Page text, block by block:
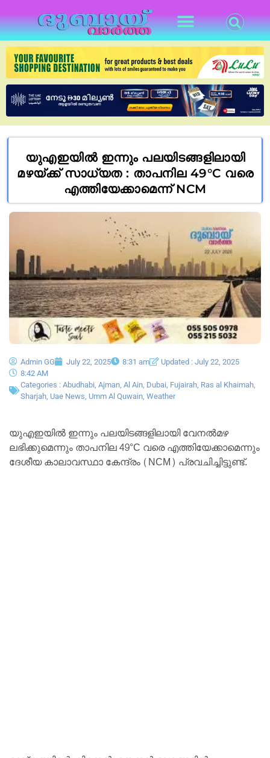
യുഎഇയിൽ ഇന്നും പലയിടങ്ങളിലായി
മഴയ്ക്ക് സാധ്യത : താപനില 49°C വരെ
എത്തിയേക്കാമെന്ന് NCM
Admin GG July 22, 2025 8:31 am
Updated : July 22, 2025
8:42 AM
Categories : Abudhabi Ajman Al Ain Dubai Fujairah Ras al Khaimah
Sharjah Uae News Umm Al Quwain Weather
യുഎഇയിൽ ഇന്നും പലയിടങ്ങളിലായി വേനൽമഴ
ലഭിക്കുമെന്നും താപനില 49°C വരെ എത്തിയേക്കാമെന്നും
ദേശീയ കാലാവസ്ഥാ കേന്ദ്രം (NCM) പ്രവചിച്ചിട്ടുണ്ട്.